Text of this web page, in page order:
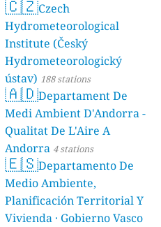
🇨🇿Czech
Hydrometeorological
Institute (Český
Hydrometeorologický
ústav) 188 stations
🇦🇩Departament De
Medi Ambient D'Andorra -
Qualitat De L'Aire A
Andorra 4 stations
🇪🇸Departamento De
Medio Ambiente,
Planificación Territorial Y
Vivienda · Gobierno Vasco